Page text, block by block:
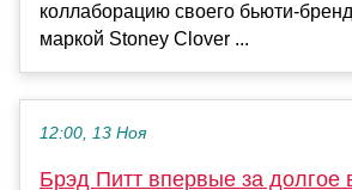
коллаборацию своего бьюти-
маркой Stoney Clover ...
12:00, 13 Ноя
Брэд Питт впервые за